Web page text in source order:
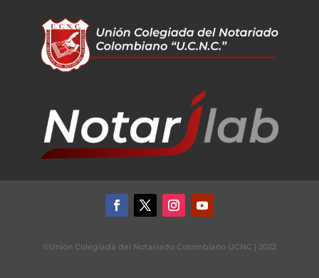
©Unión Colegiada del Notariado Colombiano UCNC | 2022